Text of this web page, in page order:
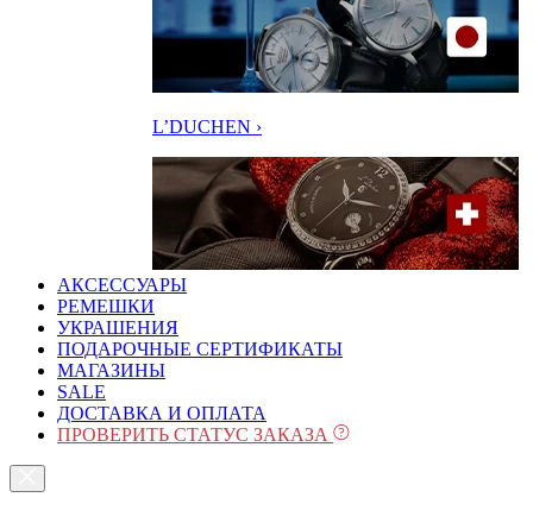
L’DUCHEN ›
АКСЕССУАРЫ
РЕМЕШКИ
УКРАШЕНИЯ
ПОДАРОЧНЫЕ СЕРТИФИКАТЫ
МАГАЗИНЫ
SALE
ДОСТАВКА И ОПЛАТА
ПРОВЕРИТЬ СТАТУС ЗАКАЗА